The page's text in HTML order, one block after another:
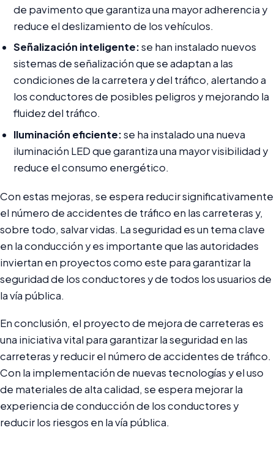
de pavimento que garantiza una mayor adherencia y
reduce el deslizamiento de los vehículos.
Señalización inteligente:se han instalado nuevos
sistemas de señalización que se adaptan a las
condiciones de la carretera y del tráfico, alertando a
los conductores de posibles peligros y mejorando la
fluidez del tráfico.
Iluminación eficiente:se ha instalado una nueva
iluminación LED que garantiza una mayor visibilidad y
reduce el consumo energético.
Con estas mejoras, se espera reducir significativamente
el número de accidentes de tráfico en las carreteras y,
sobre todo, salvar vidas. La seguridad es un tema clave
en la conducción y es importante que las autoridades
inviertan en proyectos como este para garantizar la
seguridad de los conductores y de todos los usuarios de
la vía pública.
En conclusión, el proyecto de mejora de carreteras es
una iniciativa vital para garantizar la seguridad en las
carreteras y reducir el número de accidentes de tráfico.
Con la implementación de nuevas tecnologías y el uso
de materiales de alta calidad, se espera mejorar la
experiencia de conducción de los conductores y
reducir los riesgos en la vía pública.